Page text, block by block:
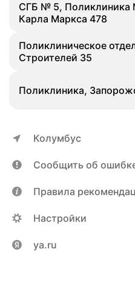
СГБ № 5, Поликлиника
Карла Маркса 478
Поликлиническое
Строителей 35
Поликлиника,
Колумбус
Сообщить об
Правила
Настройки
ya.ru